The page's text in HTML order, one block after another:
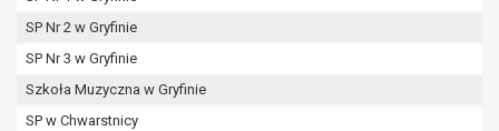
SP Nr 2 w Gryfinie
SP Nr 3 w Gryfinie
Szkoła Muzyczna w Gryfinie
SP w Chwarstnicy